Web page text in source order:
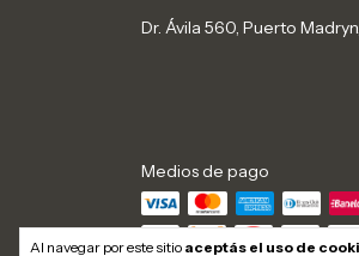
Al navegar por este sitio aceptás el uso de
Dr. Ávila 560, Puerto
Medios de pago